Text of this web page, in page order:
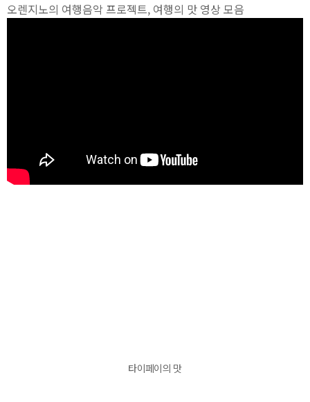
오렌지노의 여행음악 프로젝트, 여행의 맛 영상 모음
타이페이의 맛